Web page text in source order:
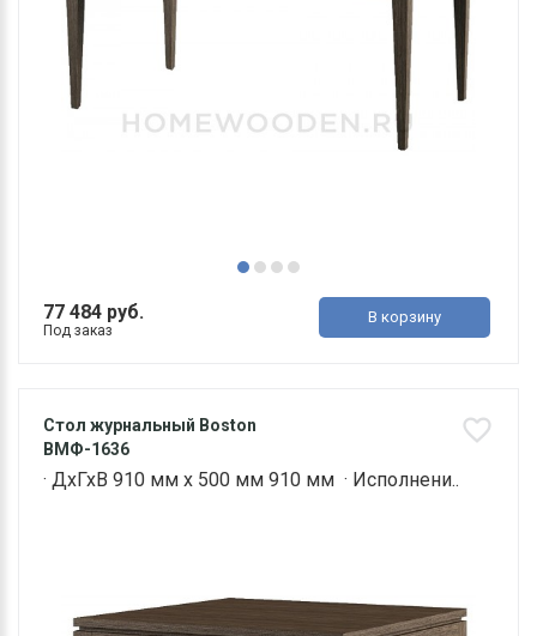
77 484 руб.
Под заказ
В корзину
Стол журнальный Boston
ВМФ-1636
· ДхГхВ 910 мм х 500 мм 910 мм · Исполнени..